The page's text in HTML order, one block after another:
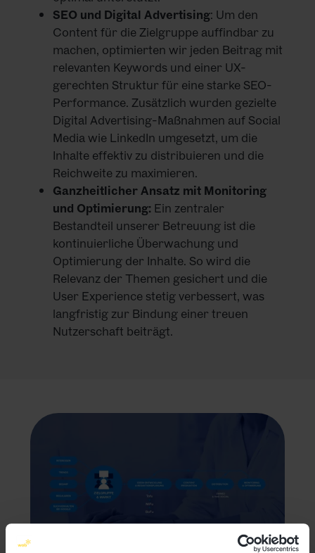
SEO und Digital Advertising: Um den
Content für die Zielgruppe auffindbar zu
machen, optimierten wir jeden Beitrag mit
relevanten Keywords und einer UX-
gerechten Struktur für eine starke SEO-
Performance. Zusätzlich wurden gezielte
Digital Advertising-Maßnahmen auf Social
Media wie LinkedIn umgesetzt, um die
Inhalte effektiv zu distribuieren und die
Reichweite zu maximieren.
Ganzheitlicher Ansatz mit Monitoring
und Optimierung: Ein zentraler
Bestandteil unserer Betreuung ist die
kontinuierliche Überwachung und
Optimierung der Inhalte. So wird die
Relevanz der Themen gesichert und die
User Experience stetig verbessert, was
langfristig zur Bindung einer treuen
Nutzerschaft beiträgt.